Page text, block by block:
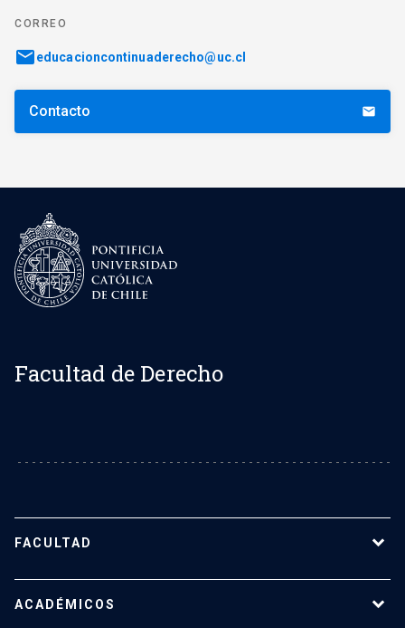
CORREO
emaileducacioncontinuaderecho@uc.cl
Contacto email
Facultad de Derecho
FACULTAD
ACADÉMICOS